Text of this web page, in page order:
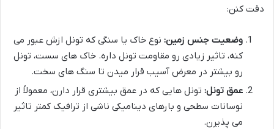
دقت کنن:
وضعیت جنس زمین: نوع خاک یا سنگی که تونل ازش عبور می
کنه، تاثیر زیادی رو مقاومت تونل داره. خاک های سست، تونل
رو بیشتر در معرض آسیب قرار میدن تا سنگ های سخت.
عمق تونل: تونل هایی که در عمق بیشتری قرار دارن، معمولاً از
نوسانات سطحی و بارهای دینامیکی ناشی از ترافیک کمتر تاثیر
می پذیرن.